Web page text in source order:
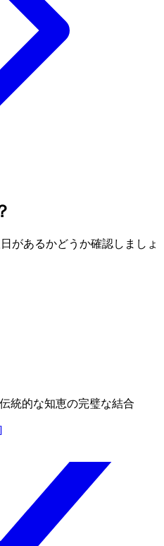
があるかどうか確認しましょ
統的な知恵の完璧な結合